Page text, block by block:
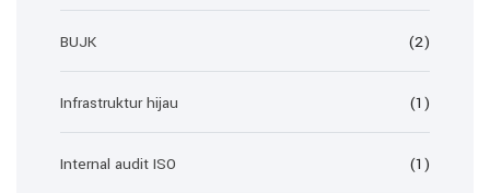
BUJK (2)
Infrastruktur hijau (1)
Internal audit ISO (1)